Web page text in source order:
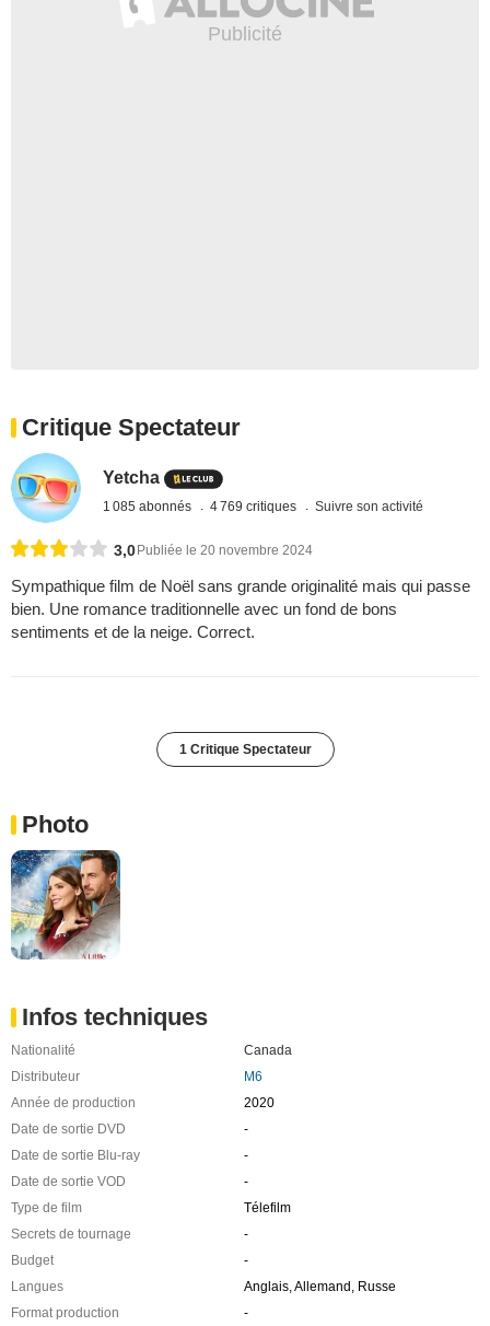
Critique Spectateur
Yetcha
1 085 abonnés 4 769 critiques Suivre son activité
3,0 Publiée le 20 novembre 2024
Sympathique film de Noël sans grande originalité mais qui passe
bien. Une romance traditionnelle avec un fond de bons
sentiments et de la neige. Correct.
1 Critique Spectateur
Photo
Infos techniques
Nationalité
Canada
Distributeur
M6
Année de production
2020
Date de sortie DVD
-
Date de sortie Blu-ray
-
Date de sortie VOD
-
Type de film
Télefilm
Secrets de tournage
-
Budget
-
Langues
Anglais, Allemand, Russe
Format production
-